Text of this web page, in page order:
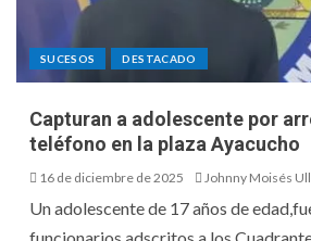
SUCESOS DESTACADO
Capturan a adolescente por
teléfono en la plaza Ayacucho
16 de diciembre de 2025 Johnny Moisés
Un adolescente de 17 años de